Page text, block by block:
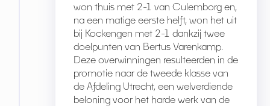
won thuis met 2-1 van Culemborg en,
na een matige eerste helft, won het uit
bij Kockengen met 2-1 dankzij twee
doelpunten van Bertus Varenkamp.
Deze overwinningen resulteerden in de
promotie naar de tweede klasse van
de Afdeling Utrecht, een welverdiende
beloning voor het harde werk van de